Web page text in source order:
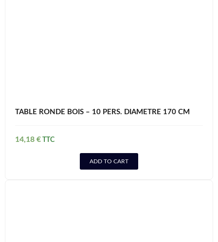
TABLE RONDE BOIS – 10 PERS. DIAMETRE 170 CM
14,18 €
ADD TO CART